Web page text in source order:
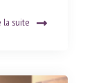
la suite